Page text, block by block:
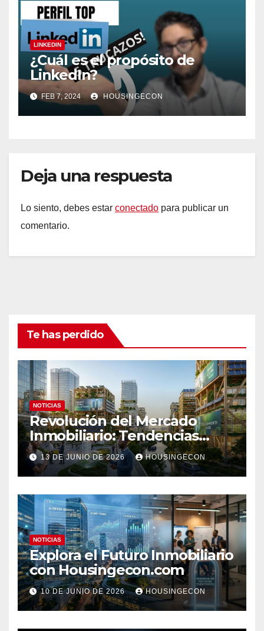
LINKEDIN
¿Cuál es el propósito de
LinkedIn?
FEB 7, 2024 HOUSINGECON
Deja una respuesta
Lo siento, debes estar conectado para publicar un
comentario.
Te has perdido
NOTICIAS
Revolución del Mercado
Inmobiliario: Tendencias
Clave 2023
13 DE JUNIO DE 2026 HOUSINGECON
NOTICIAS
Explora el Futuro Inmobiliario
con Housingecon.com
10 DE JUNIO DE 2026 HOUSINGECON